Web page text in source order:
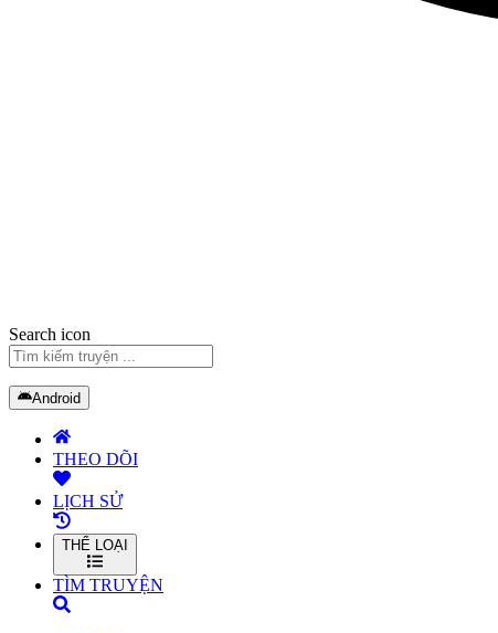
Search icon
Android
THEO DÕI
LỊCH SỬ
THỂ LOẠI
TÌM TRUYỆN